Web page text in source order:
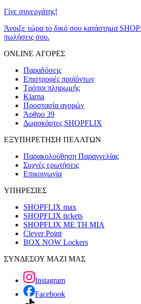
Γίνε συνεργάτης!
Άνοιξε τώρα το δικό σου κατάστημα
πωλήσεις σου.
ONLINE ΑΓΟΡΕΣ
Παραδόσεις
Επιστροφές προϊόντων
Τρόποι πληρωμής
Klarna
Προστασία αγορών
Άρθρο 39
Δωροκάρτες SHOPFLIX
ΕΞΥΠΗΡΕΤΗΣΗ ΠΕΛΑΤΩΝ
Παρακολούθηση Παραγγελίας
Συχνές ερωτήσεις
Επικοινωνία
ΥΠΗΡΕΣΙΕΣ
SHOPFLIX max
SHOPFLIX tickets
SHOPFLIX ΜΕ ΤΗ ΜΙΑ
Clever Point
BOX NOW Lockers
ΣΥΝΔΕΣΟΥ ΜΑΖΙ ΜΑΣ
Instagram
Facebook